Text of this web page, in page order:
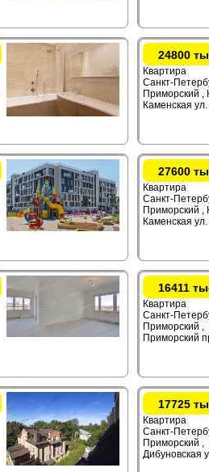
24800
Квартира
Санкт-
Приморский ,
Каменская ул.
27600
Квартира
Санкт-
Приморский ,
Каменская ул.
16411
Квартира
Санкт-
Приморский ,
Приморский
17725
Квартира
Санкт-
Приморский ,
Дибуновская